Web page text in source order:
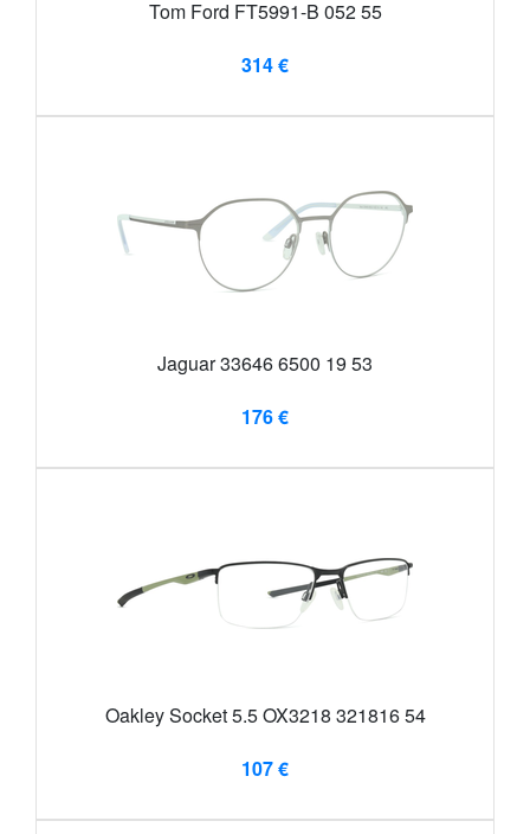
Tom Ford FT5991-B 052 55
314 €
Jaguar 33646 6500 19 53
176 €
Oakley Socket 5.5 OX3218 321816 54
107 €